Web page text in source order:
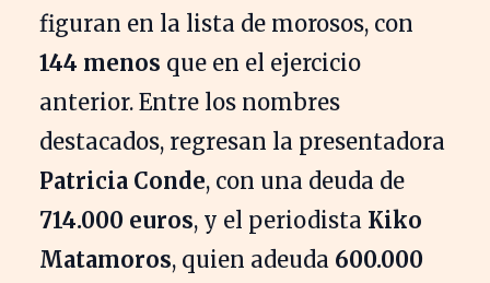
figuran en la lista de morosos, con
144 menos que en el ejercicio
anterior. Entre los nombres
destacados, regresan la presentadora
Patricia Conde, con una deuda de
714.000 euros, y el periodista Kiko
Matamoros, quien adeuda 600.000